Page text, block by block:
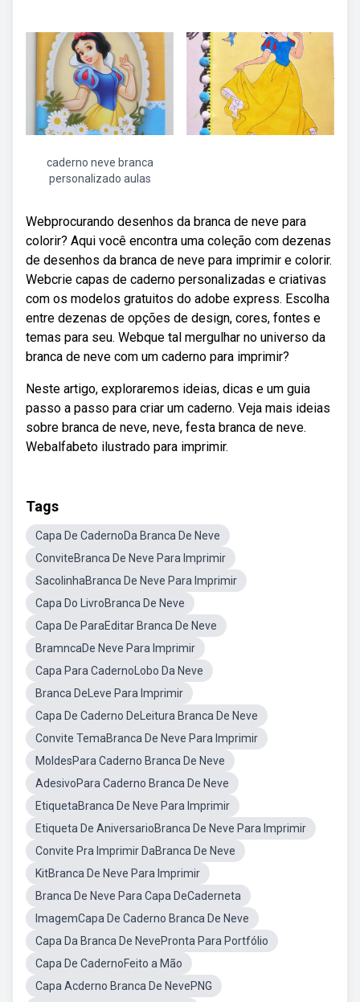
caderno neve branca
personalizado aulas
Webprocurando desenhos da branca de neve para
colorir? Aqui você encontra uma coleção com dezenas
de desenhos da branca de neve para imprimir e colorir.
Webcrie capas de caderno personalizadas e criativas
com os modelos gratuitos do adobe express. Escolha
entre dezenas de opções de design, cores, fontes e
temas para seu. Webque tal mergulhar no universo da
branca de neve com um caderno para imprimir?
Neste artigo, exploraremos ideias, dicas e um guia
passo a passo para criar um caderno. Veja mais ideias
sobre branca de neve, neve, festa branca de neve.
Webalfabeto ilustrado para imprimir.
Tags
Capa De CadernoDa Branca De Neve
ConviteBranca De Neve Para Imprimir
SacolinhaBranca De Neve Para Imprimir
Capa Do LivroBranca De Neve
Capa De ParaEditar Branca De Neve
BramncaDe Neve Para Imprimir
Capa Para CadernoLobo Da Neve
Branca DeLeve Para Imprimir
Capa De Caderno DeLeitura Branca De Neve
Convite TemaBranca De Neve Para Imprimir
MoldesPara Caderno Branca De Neve
AdesivoPara Caderno Branca De Neve
EtiquetaBranca De Neve Para Imprimir
Etiqueta De AniversarioBranca De Neve Para Imprimir
Convite Pra Imprimir DaBranca De Neve
KitBranca De Neve Para Imprimir
Branca De Neve Para Capa DeCaderneta
ImagemCapa De Caderno Branca De Neve
Capa Da Branca De NevePronta Para Portfólio
Capa De CadernoFeito a Mão
Capa Acderno Branca De NevePNG